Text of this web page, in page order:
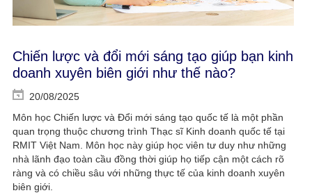
Chiến lược và đổi mới sáng tạo giúp bạn kinh
doanh xuyên biên giới như thế nào?
20/08/2025
Môn học Chiến lược và Đổi mới sáng tạo quốc tế là một phần
quan trọng thuộc chương trình Thạc sĩ Kinh doanh quốc tế tại
RMIT Việt Nam. Môn học này giúp học viên tư duy như những
nhà lãnh đạo toàn cầu đồng thời giúp họ tiếp cận một cách rõ
ràng và có chiều sâu với những thực tế của kinh doanh xuyên
biên giới.